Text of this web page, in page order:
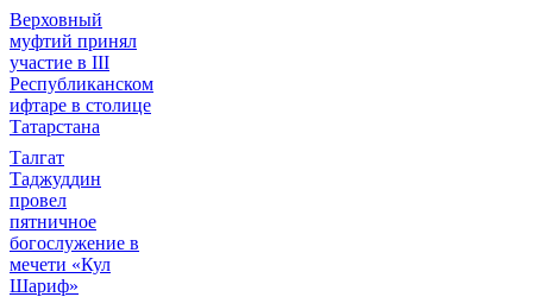
Верховный
муфтий принял
участие в III
Республиканском
ифтаре в столице
Татарстана
Талгат
Таджуддин
провел
пятничное
богослужение в
мечети «Кул
Шариф»